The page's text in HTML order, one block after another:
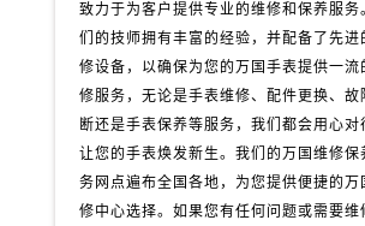
致力于为客户提供专业的维修和保养服务
们的技师拥有丰富的经验，并配备了先进
修设备，以确保为您的万国手表提供一流
修服务，无论是手表维修、配件更换、故
断还是手表保养等服务，我们都会用心对
让您的手表焕发新生。我们的万国维修保
务网点遍布全国各地，为您提供便捷的万
修中心选择。如果您有任何问题或需要维